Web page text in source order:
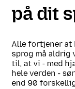
på dit
Alle fortjener at
sprog må aldrig
til, at vi - med
hele verden -
end 90